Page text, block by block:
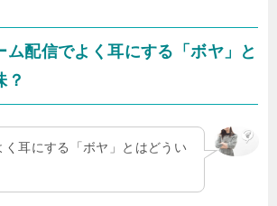
ム配信でよく耳にする「ボヤ」と
？
く耳にする「ボヤ」とはどうい